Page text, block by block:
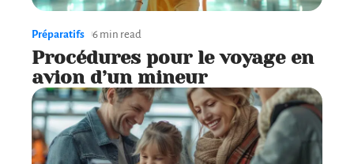
Préparatifs 6 min read
Procédures pour le voyage en
avion d’un mineur